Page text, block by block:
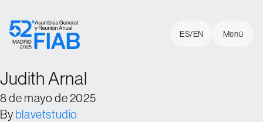
ES EN Menú
ES EN Cerrar
Judith Arnal
8 de mayo de 2025
By blavetstudio